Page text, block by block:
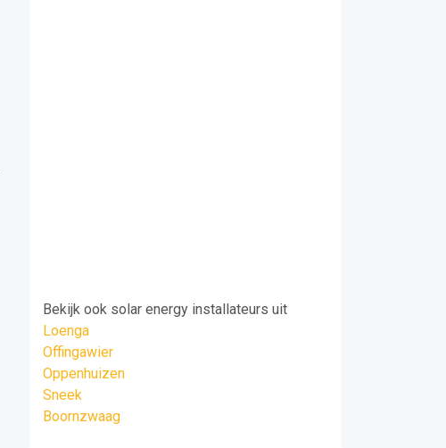
Bekijk ook solar energy installateurs uit
Loenga
Offingawier
Oppenhuizen
Sneek
Boornzwaag